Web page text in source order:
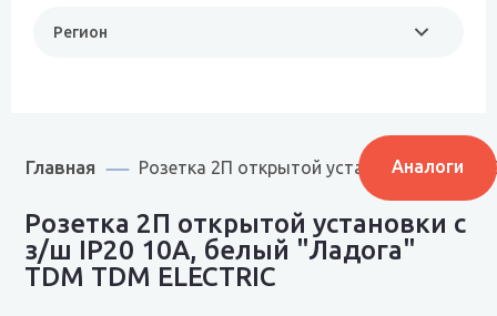
Регион
Главная Розетка 2П открытой установки с з/ш
Аналоги
Розетка 2П открытой установки с
з/ш IP20 10А, белый "Ладога"
TDM TDM ELECTRIC